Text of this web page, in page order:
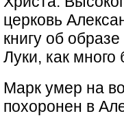
церковь
книгу об
Луки, как
Марк умер на
похоронен в